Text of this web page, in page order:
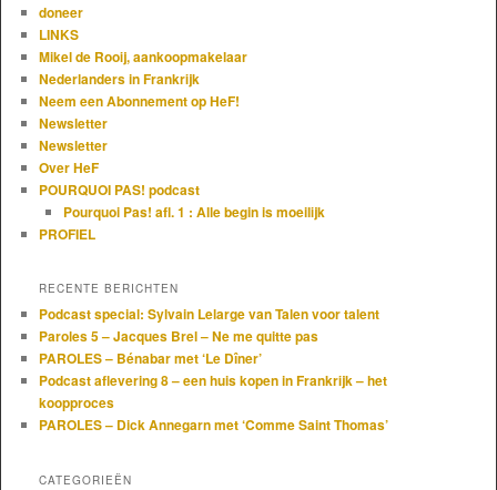
doneer
LINKS
Mikel de Rooij, aankoopmakelaar
Nederlanders in Frankrijk
Neem een Abonnement op HeF!
Newsletter
Newsletter
Over HeF
POURQUOI PAS! podcast
Pourquoi Pas! afl. 1 : Alle begin is moeilijk
PROFIEL
RECENTE BERICHTEN
Podcast special: Sylvain Lelarge van Talen voor talent
Paroles 5 – Jacques Brel – Ne me quitte pas
PAROLES – Bénabar met ‘Le Dîner’
Podcast aflevering 8 – een huis kopen in Frankrijk – het
koopproces
PAROLES – Dick Annegarn met ‘Comme Saint Thomas’
CATEGORIEËN